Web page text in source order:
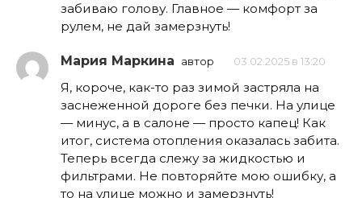
забиваю голову. Главное — комфорт за
рулем, не дай замерзнуть!
Мария Маркина автор 03.02.2025 в 13:20
Я, короче, как-то раз зимой застряла на
заснеженной дороге без печки. На улице
— минус, а в салоне — просто капец! Как
итог, система отопления оказалась забита.
Теперь всегда слежу за жидкостью и
фильтрами. Не повторяйте мою ошибку, а
то на улице можно и замерзнуть!